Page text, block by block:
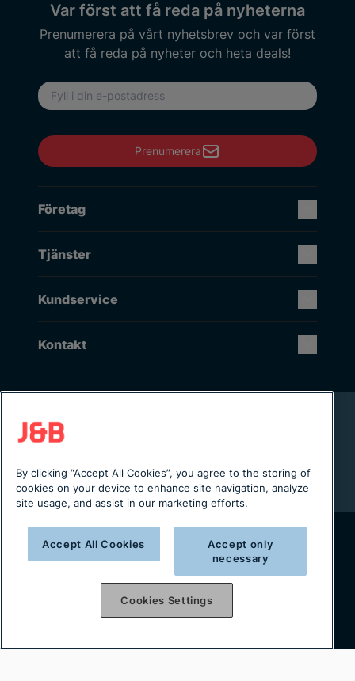
Var först att få reda på nyheterna
Prenumerera på vårt nyhetsbrev och var först
att få reda på nyheter och heta deals!
E-postadress
Prenumerera
Företag
Tjänster
Kundservice
Kontakt
Rikstäckande installation & service
Lager i Sverige
Från projektering till installation
Copyright © 2025 J&B Maskinteknik AB
Organisationsnummer: 556490-2996
Integritetspolicy
By clicking “Accept All Cookies”, you agree to the storing of
cookies on your device to enhance site navigation, analyze
site usage, and assist in our marketing efforts.
Accept All Cookies
Accept only
necessary
Cookies Settings